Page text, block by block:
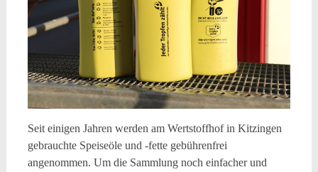
Seit einigen Jahren werden am Wertstoffhof in Kitzingen
gebrauchte Speiseöle und -fette gebührenfrei
angenommen. Um die Sammlung noch einfacher und